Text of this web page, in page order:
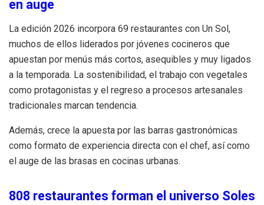
en auge
La edición 2026 incorpora 69 restaurantes con Un Sol,
muchos de ellos liderados por jóvenes cocineros que
apuestan por menús más cortos, asequibles y muy ligados
a la temporada. La sostenibilidad, el trabajo con vegetales
como protagonistas y el regreso a procesos artesanales
tradicionales marcan tendencia.
Además, crece la apuesta por las barras gastronómicas
como formato de experiencia directa con el chef, así como
el auge de las brasas en cocinas urbanas.
808 restaurantes forman el universo Soles